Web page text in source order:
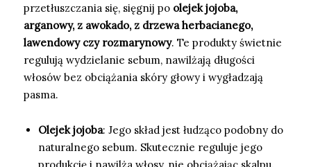
przetłuszczania się, sięgnij po olejek jojoba,
arganowy, z awokado, z drzewa herbacianego,
lawendowy czy rozmarynowy. Te produkty świetnie
regulują wydzielanie sebum, nawilżają długości
włosów bez obciążania skóry głowy i wygładzają
pasma.
Olejek jojoba: Jego skład jest łudząco podobny do
naturalnego sebum. Skutecznie reguluje jego